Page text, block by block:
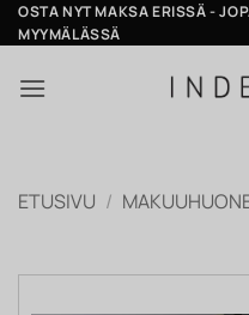
Skip
to
OSTA NYT MAKSA ERISSÄ -
MYYMÄLÄSSÄ
ETUSIVU /